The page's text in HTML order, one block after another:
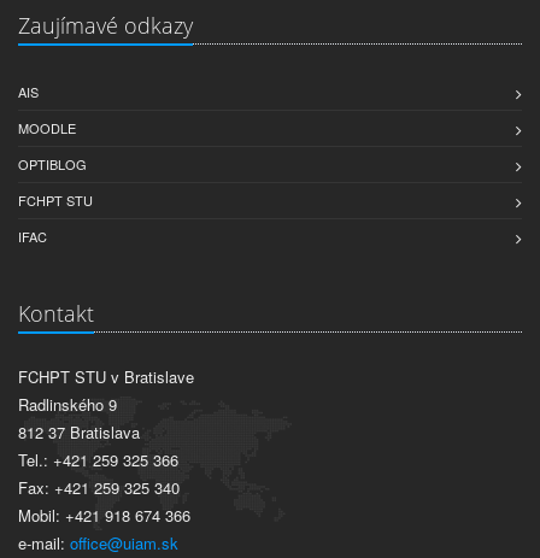
Zaujímavé odkazy
AIS
MOODLE
OPTIBLOG
FCHPT STU
IFAC
Kontakt
FCHPT STU v Bratislave
Radlinského 9
812 37 Bratislava
Tel.: +421 259 325 366
Fax: +421 259 325 340
Mobil: +421 918 674 366
e-mail: office@uiam.sk